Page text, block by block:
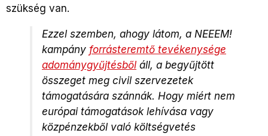
szükség van.
Ezzel szemben, ahogy látom, a NEEEM!
kampány forrásteremtő tevékenysége
adománygyűjtésből áll, a begyűjtött
összeget meg civil szervezetek
támogatására szánnák. Hogy miért nem
európai támogatások lehívása vagy
közpénzekből való költségvetés